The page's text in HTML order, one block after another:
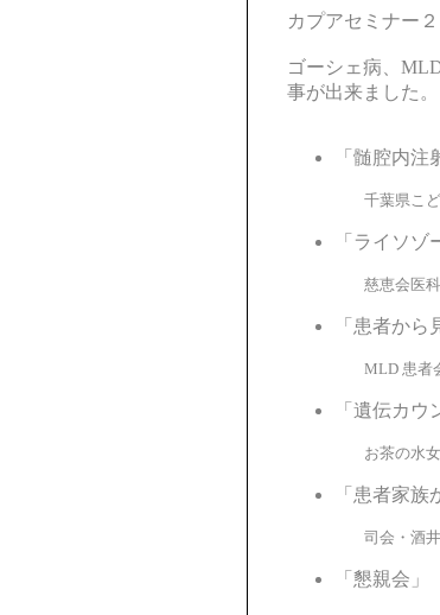
カプアセミナー
ゴーシェ病、
事が出来ました。
「髄腔内注
千葉県こども
「ライソゾ
慈恵会医科大
「患者か
MLD 患者会
「遺伝カウ
お茶の水女子
「患者家族
司会・酒井先
「懇親会」